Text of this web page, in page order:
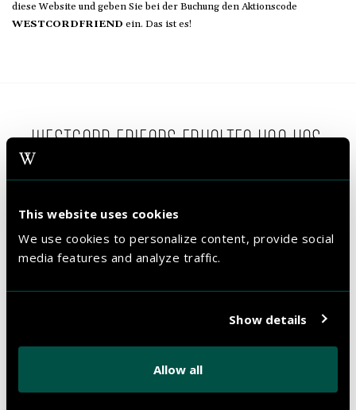
This website uses cookies
We use cookies to personalize content, provide social
media features and analyze traffic.
Show details
Allow all
diese Website und geben Sie bei der Buchung den Aktionscode
WESTCORDFRIEND ein. Das ist es!
WESTCORD FRIENDS ERHALTEN VON UNS:
VORTEILE
WestCord Friends können immer früher einchecken und später
auschecken: Check-in ab 14:00 Uhr & Check-out bis 13:00 Uhr. (hängt
WestCord Friends können auf ihrem Zimmer so viel Kaffee und/oder
Tee trinken, wie sie möchten: Diese wird unbegrenzt ergänzt.